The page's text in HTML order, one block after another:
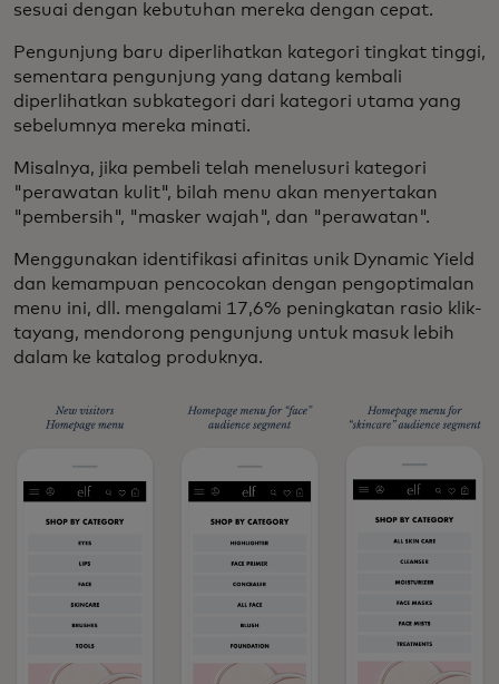
sesuai dengan kebutuhan mereka dengan cepat.
Pengunjung baru diperlihatkan kategori tingkat tinggi,
sementara pengunjung yang datang kembali
diperlihatkan subkategori dari kategori utama yang
sebelumnya mereka minati.
Misalnya, jika pembeli telah menelusuri kategori
"perawatan kulit", bilah menu akan menyertakan
"pembersih", "masker wajah", dan "perawatan".
Menggunakan identifikasi afinitas unik Dynamic Yield
dan kemampuan pencocokan dengan pengoptimalan
menu ini, dll. mengalami 17,6% peningkatan rasio klik-
tayang, mendorong pengunjung untuk masuk lebih
dalam ke katalog produknya.